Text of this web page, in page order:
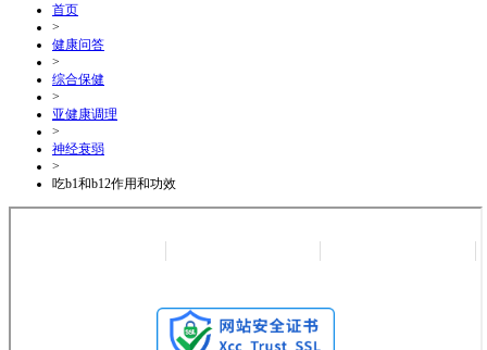
首页
>
健康问答
>
综合保健
>
亚健康调理
>
神经衰弱
>
吃b1和b12作用和功效